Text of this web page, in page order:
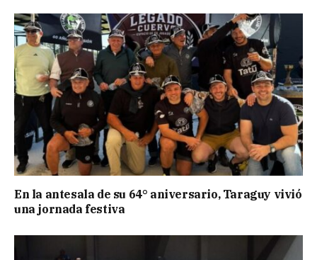
En la antesala de su 64° aniversario, Taraguy vivió
una jornada festiva